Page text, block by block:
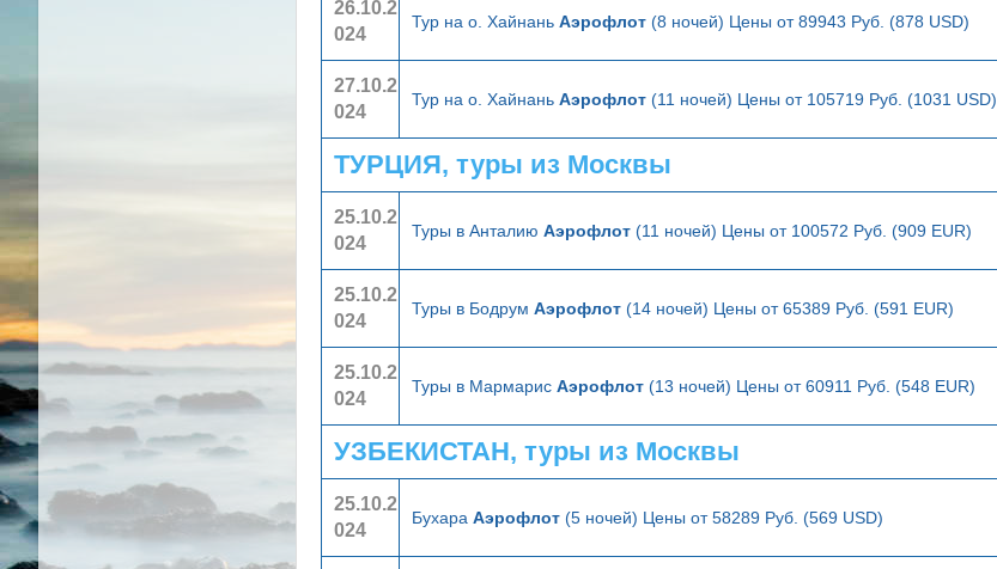
26.10.2
024
Тур на о. Хайнань Аэрофлот (8 ночей) Цены от 89943 Руб. (878 USD)
27.10.2
024
Тур на о. Хайнань Аэрофлот (11 ночей) Цены от 105719 Руб. (1031 USD)
ТУРЦИЯ, туры из Москвы
25.10.2
024
Туры в Анталию Аэрофлот (11 ночей) Цены от 100572 Руб. (909 EUR)
25.10.2
024
Туры в Бодрум Аэрофлот (14 ночей) Цены от 65389 Руб. (591 EUR)
25.10.2
024
Туры в Мармарис Аэрофлот (13 ночей) Цены от 60911 Руб. (548 EUR)
УЗБЕКИСТАН, туры из Москвы
25.10.2
024
Бухара Аэрофлот (5 ночей) Цены от 58289 Руб. (569 USD)